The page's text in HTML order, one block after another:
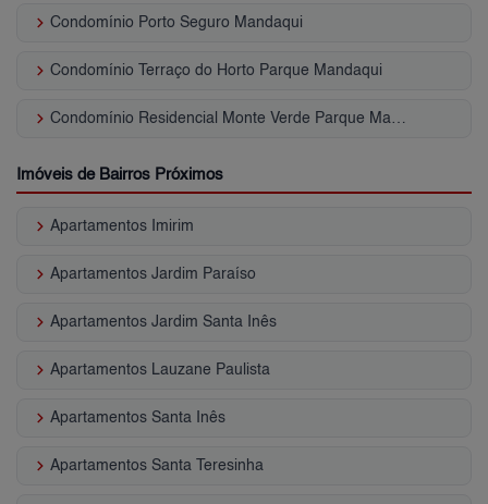
keyboard_arrow_right Condomínio Porto Seguro Mandaqui
keyboard_arrow_right Condomínio Terraço do Horto Parque Mandaqui
keyboard_arrow_right Condomínio Residencial Monte Verde Parque Mandaqui
Imóveis de Bairros Próximos
keyboard_arrow_right Apartamentos Imirim
keyboard_arrow_right Apartamentos Jardim Paraíso
keyboard_arrow_right Apartamentos Jardim Santa Inês
keyboard_arrow_right Apartamentos Lauzane Paulista
keyboard_arrow_right Apartamentos Santa Inês
keyboard_arrow_right Apartamentos Santa Teresinha